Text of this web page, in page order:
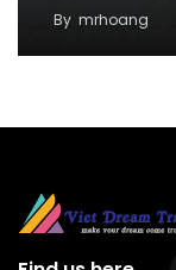
By mrhoang